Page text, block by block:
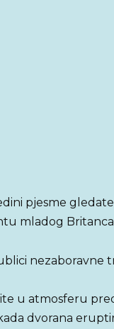
pjesme
mladog
nezaboravne
u atmosferu
dvorana